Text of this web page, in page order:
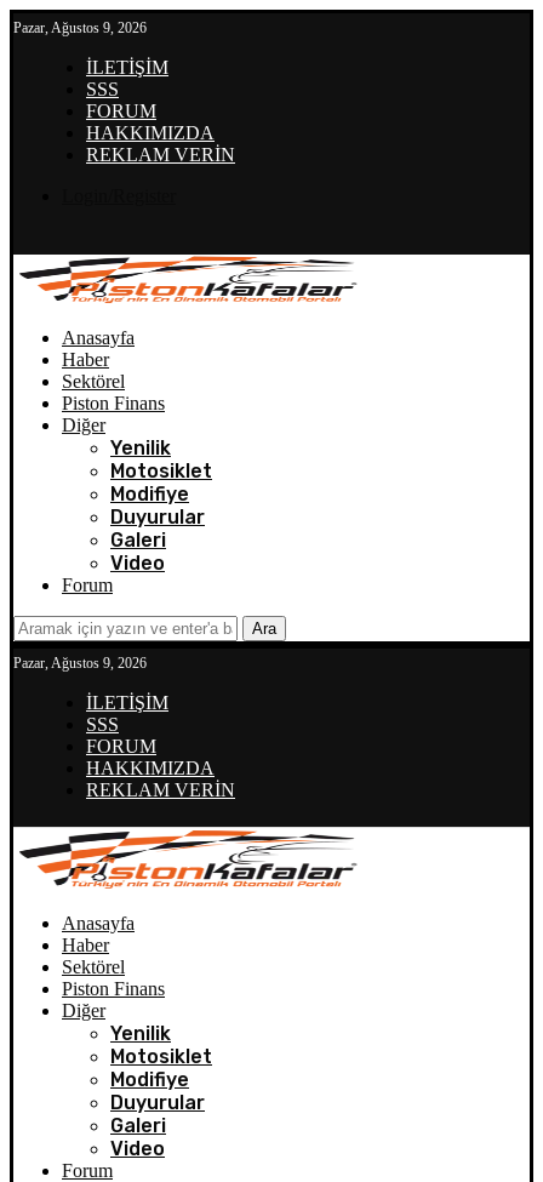
Pazar, Ağustos 9, 2026
İLETİŞİM
SSS
FORUM
HAKKIMIZDA
REKLAM VERİN
Anasayfa
Haber
Sektörel
Piston Finans
Diğer
Yenilik
Motosiklet
Modifiye
Duyurular
Galeri
Video
Forum
Ara
Pazar, Ağustos 9, 2026
İLETİŞİM
SSS
FORUM
HAKKIMIZDA
REKLAM VERİN
Anasayfa
Haber
Sektörel
Piston Finans
Diğer
Yenilik
Motosiklet
Modifiye
Duyurular
Galeri
Video
Forum